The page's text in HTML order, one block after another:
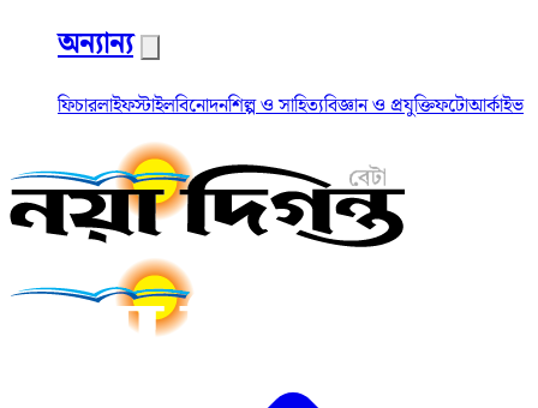
অন্যান্য
ফিচারলাইফস্টাইলবিনোদনশিল্প ও সাহিত্যবিজ্ঞান ও প্রযুক্তিফটোআর্কাইভ